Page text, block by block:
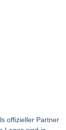
offizieller Partner